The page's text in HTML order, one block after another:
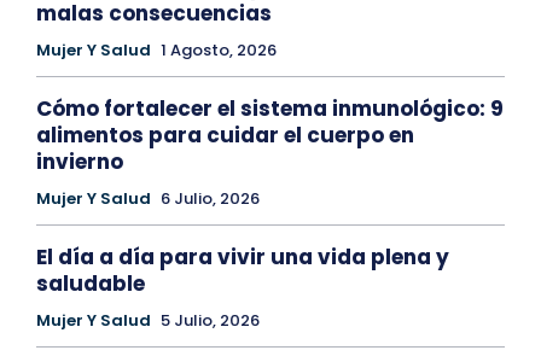
malas consecuencias
Mujer Y Salud 1 Agosto, 2026
Cómo fortalecer el sistema inmunológico: 9
alimentos para cuidar el cuerpo en
invierno
Mujer Y Salud 6 Julio, 2026
El día a día para vivir una vida plena y
saludable
Mujer Y Salud 5 Julio, 2026